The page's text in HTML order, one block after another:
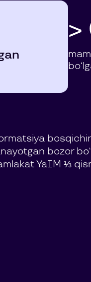
>
bozor
YaIM ⅓